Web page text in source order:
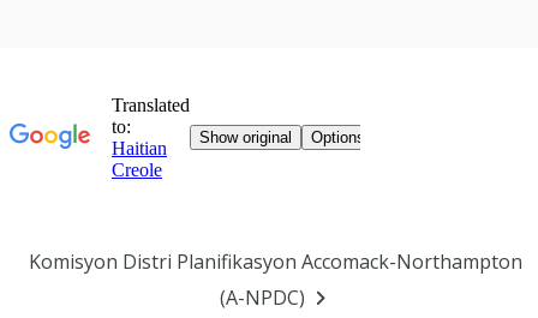
Komisyon Distri Planifikasyon Accomack-Northampton
(A-NPDC)